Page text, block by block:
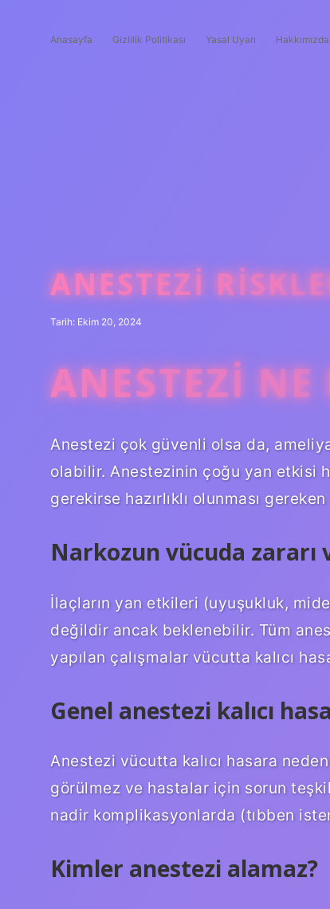
Anasayfa Gizlilik Politikası Yasal Uyarı Hakkımızda
ANESTEZI
Tarih: Ekim 20, 2024
ANESTEZI
Anestezi çok güvenli olsa da,
olabilir. Anestezinin çoğu yan etkisi
gerekirse hazırlıklı olunması
Narkozun vücuda zararı
İlaçların yan etkileri (uyuşukluk,
değildir ancak beklenebilir. Tüm
yapılan çalışmalar vücutta kalıcı
Genel anestezi kalıcı
Anestezi vücutta kalıcı hasara
görülmez ve hastalar için sorun
nadir komplikasyonlarda (tıbben
Kimler anestezi alamaz?